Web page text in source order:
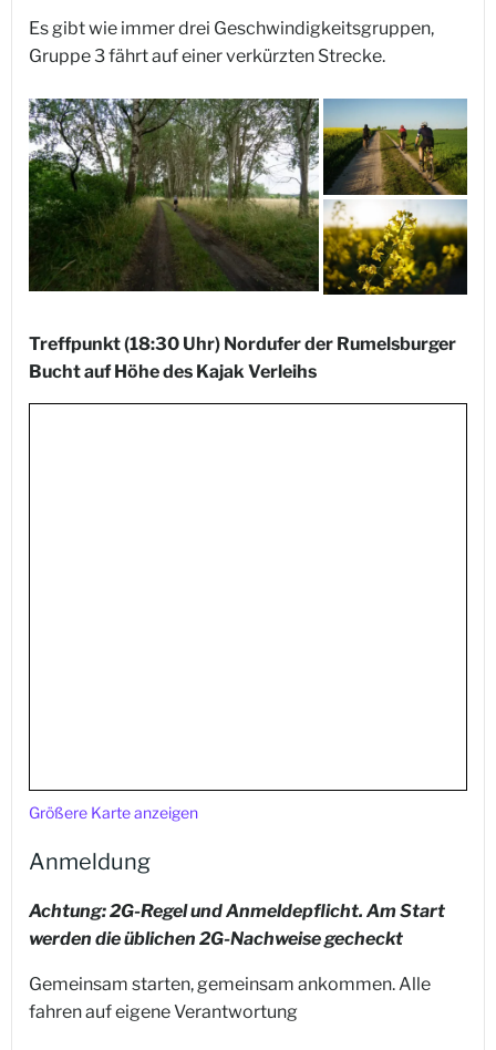
Es gibt wie immer drei Geschwindigkeitsgruppen,
Gruppe 3 fährt auf einer verkürzten Strecke.
Treffpunkt (18:30 Uhr) Nordufer der Rumelsburger
Bucht auf Höhe des Kajak Verleihs
Größere Karte anzeigen
Anmeldung
Achtung: 2G-Regel und Anmeldepflicht. Am Start
werden die üblichen 2G-Nachweise gecheckt
Gemeinsam starten, gemeinsam ankommen. Alle
fahren auf eigene Verantwortung